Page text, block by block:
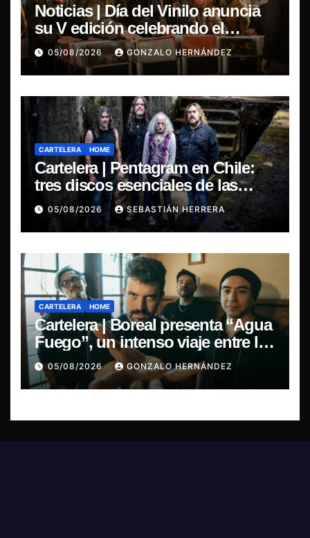
Noticias | Día del Vinilo anuncia
su V edición celebrando el
regreso del 7″ fabricado en Chile
05/08/2026 GONZALO HERNÁNDEZ
CARTELERA HOME
Cartelera | Pentagram en Chile:
tres discos esenciales de las
leyendas del doom
05/08/2026 SEBASTIÁN HERRERA
CARTELERA HOME
Cartelera | Boreal presenta “Agua
Fuego”, un intenso viaje entre la
pasión y la desilusión
05/08/2026 GONZALO HERNÁNDEZ